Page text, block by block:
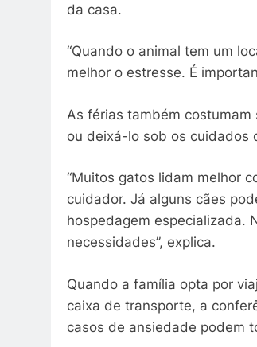
da casa.
“Quando o animal tem um
melhor o estresse. É
As férias também
ou deixá-lo sob os cuidados
“Muitos gatos lidam melhor
cuidador. Já alguns cães
hospedagem especializada.
necessidades”, explica.
Quando a família opta por
caixa de transporte, a
casos de ansiedade podem